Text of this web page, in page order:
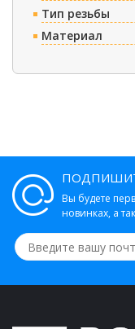
Тип резьбы
Материал
Вы будете
новинках, а